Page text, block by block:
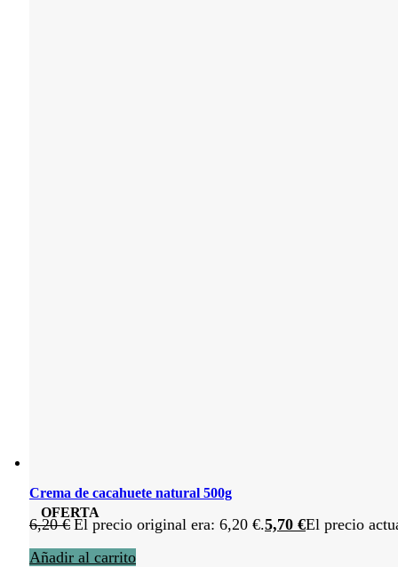
OFERTA
Crema de cacahuete natural 500g
6,20€ El precio original era: 6,20 €.5,70 €El precio
Añadir al carrito